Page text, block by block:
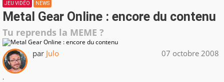
JEU VIDÉO NEWS
Metal Gear Online : encore du contenu
Tu reprends la MEME ?
par Julo 07 octobre 2008
.